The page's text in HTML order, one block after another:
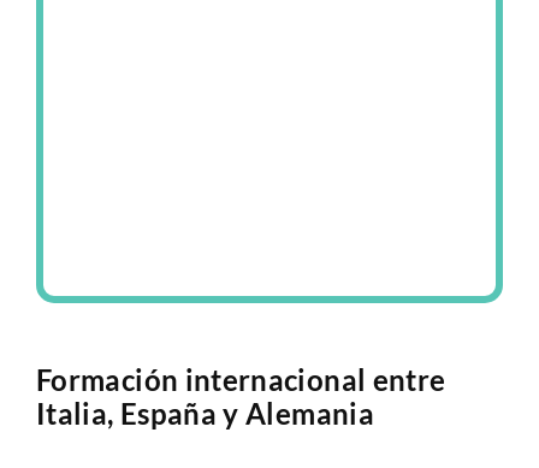
Formación internacional entre
Italia, España y Alemania